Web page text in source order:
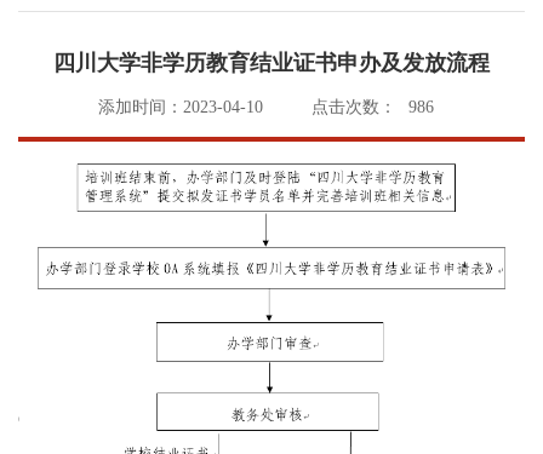
四川大学非学历教育结业证书申办及发放流程
添加时间：2023-04-10 点击次数： 986